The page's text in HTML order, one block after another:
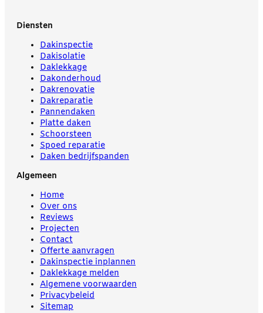
Diensten
Dakinspectie
Dakisolatie
Daklekkage
Dakonderhoud
Dakrenovatie
Dakreparatie
Pannendaken
Platte daken
Schoorsteen
Spoed reparatie
Daken bedrijfspanden
Algemeen
Home
Over ons
Reviews
Projecten
Contact
Offerte aanvragen
Dakinspectie inplannen
Daklekkage melden
Algemene voorwaarden
Privacybeleid
Sitemap